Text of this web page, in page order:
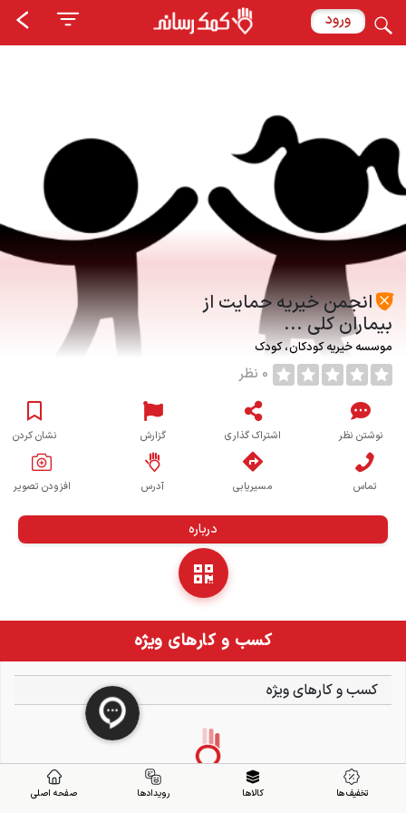
ورود
انجمن خیریه حمایت از
بیماران کلی ...
موسسه خیریه کودکان کودک
0 نظر
نوشتن نظر اشتراک گذاری گزارش نشان کردن
تماس مسیریابی آدرس افزودن تصویر
درباره
کسب و کارهای ویژه
کسب و کارهای ویژه
تخفیف ها کالاها رویدادها صفحه اصلی